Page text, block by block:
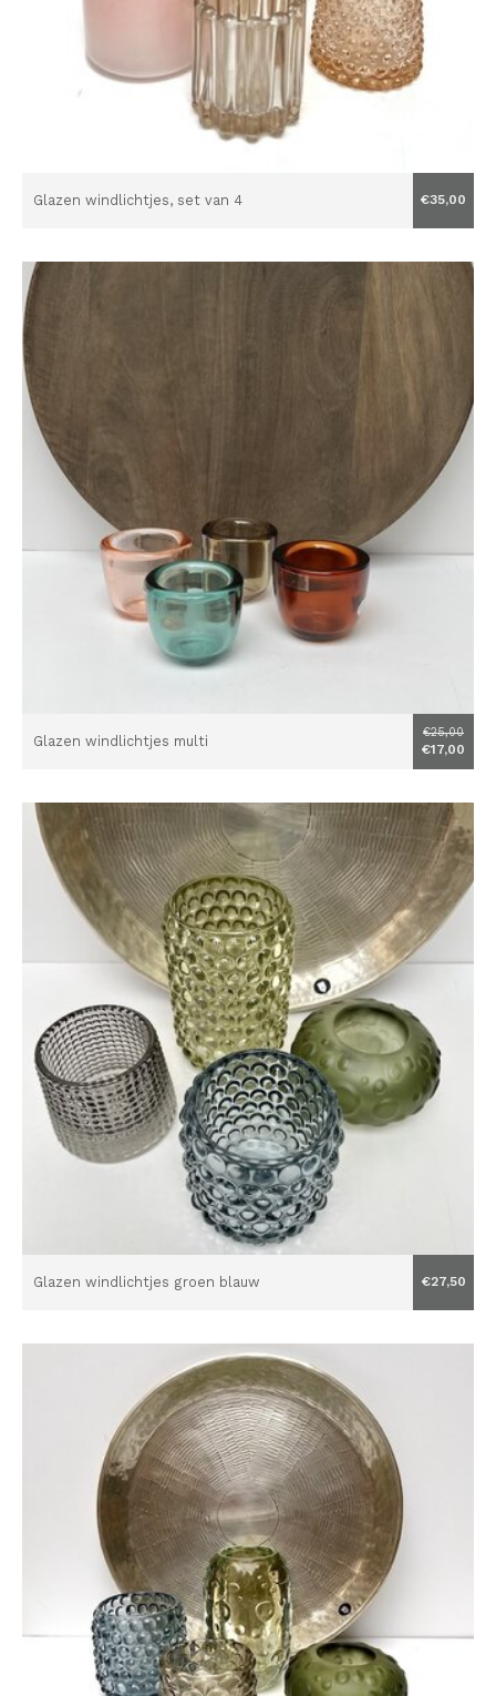
Glazen windlichtjes, set van 4 €35,00
Glazen windlichtjes multi
€25,00
€17,00
Glazen windlichtjes groen blauw €27,50